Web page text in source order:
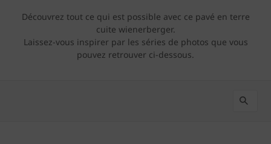
Découvrez tout ce qui est possible avec ce pavé en terre
cuite wienerberger.
Laissez-vous inspirer par les séries de photos que vous
pouvez retrouver ci-dessous.